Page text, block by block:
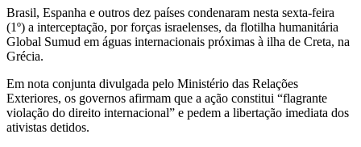
Brasil, Espanha e outros dez países condenaram nesta sexta-feira
(1º) a interceptação, por forças israelenses, da flotilha humanitária
Global Sumud em águas internacionais próximas à ilha de Creta, na
Grécia.
Em nota conjunta divulgada pelo Ministério das Relações
Exteriores, os governos afirmam que a ação constitui “flagrante
violação do direito internacional” e pedem a libertação imediata dos
ativistas detidos.